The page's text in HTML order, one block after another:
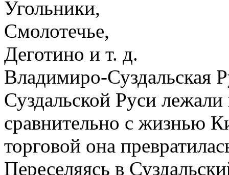
Угольники,
Смолотечье,
Деготино и т. д.
Владимиро-Суздальская
Суздальской Руси
сравнительно с жизнью
торговой она
Переселяясь в